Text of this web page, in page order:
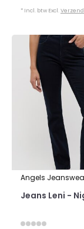
* Incl. btw Excl.
Angels
Jeans Leni -